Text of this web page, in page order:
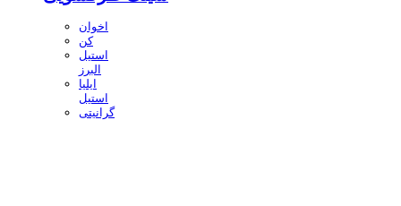
اخوان
کن
استیل
البرز
ایلیا
استیل
گرانیتی